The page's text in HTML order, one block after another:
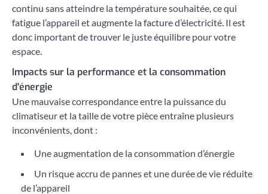
continu sans atteindre la température souhaitée, ce qui
fatigue l’appareil et augmente la facture d’électricité. Il est
donc important de trouver le juste équilibre pour votre
espace.
Impacts sur la performance et la consommation
d'énergie
Une mauvaise correspondance entre la puissance du
climatiseur et la taille de votre pièce entraîne plusieurs
inconvénients, dont :
Une augmentation de la consommation d’énergie
Un risque accru de pannes et une durée de vie réduite
de l’appareil